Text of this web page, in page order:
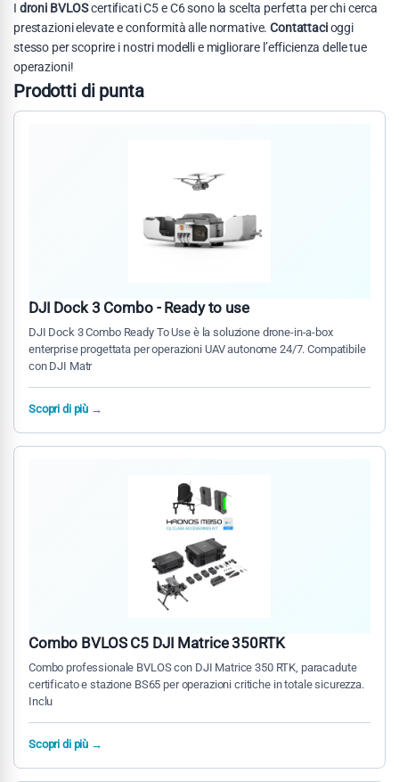
I droni BVLOScertificati C5 e C6 sono la scelta perfetta per chi cerca
prestazioni elevate e conformità alle normative.Contattacioggi
stesso per scoprire i nostri modelli e migliorare l’efficienza delle tue
operazioni!
Prodotti di punta
DJI Dock 3 Combo - Ready to use
DJI Dock 3 Combo Ready To Use è la soluzione drone-in-a-box
enterprise progettata per operazioni UAV autonome 24/7. Compatibile
con DJI Matr
Scopri di più →
Combo BVLOS C5 DJI Matrice 350RTK
Combo professionale BVLOS con DJI Matrice 350 RTK, paracadute
certificato e stazione BS65 per operazioni critiche in totale sicurezza.
Inclu
Scopri di più →